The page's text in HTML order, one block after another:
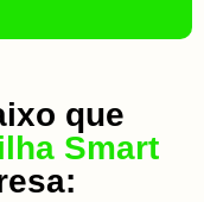
que
Smart